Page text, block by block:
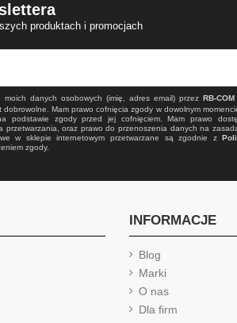
produktach i promocjach
moich danych osobowych (imię, adres email) przezRB-
Mam prawo cofnięcia zgody w dowolnym
podstawie zgody przed jej cofnięciem. Mam prawo
przetwarzania, oraz prawo do przenoszenia danych na
w sklepie internetowym przetwarzane są zgodnie z
zgody.
INFORMACJE
Blog
Marki
O nas
Dla firm